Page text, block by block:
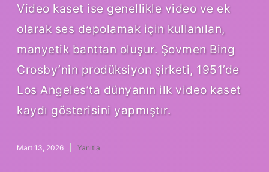
Video kaset ise genellikle video ve ek
olarak ses depolamak için kullanılan,
manyetik banttan oluşur. Şovmen Bing
Crosby’nin prodüksiyon şirketi, 1951’de
Los Angeles’ta dünyanın ilk video kaset
kaydı gösterisini yapmıştır.
Mart 13, 2026 Yanıtla